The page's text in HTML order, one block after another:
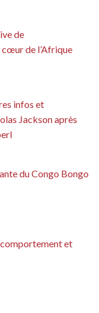
de
de l’Afrique
infos et
Jackson après
du Congo Bongo
et